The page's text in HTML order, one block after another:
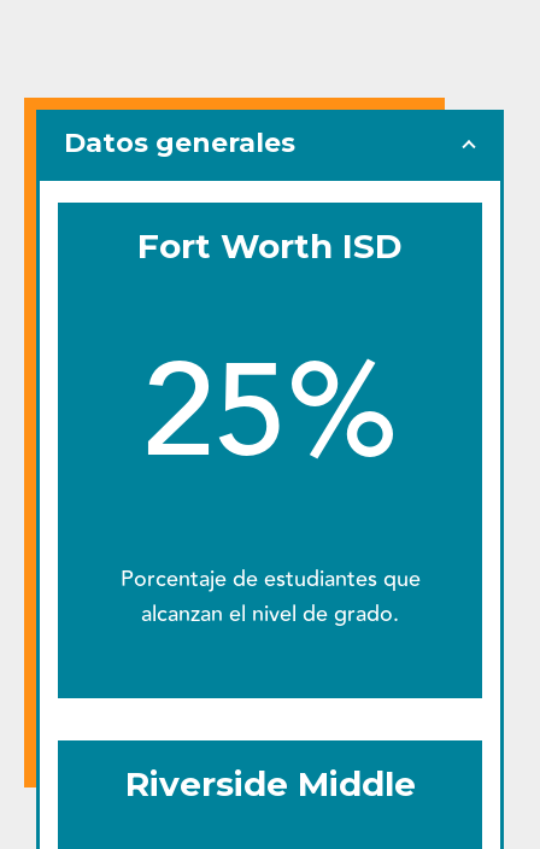
Datos generales
Fort Worth ISD
25%
Porcentaje de estudiantes que
alcanzan el nivel de grado.
Riverside Middle